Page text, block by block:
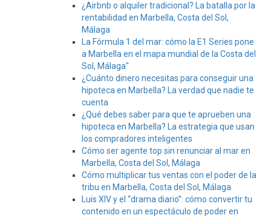
¿Airbnb o alquiler tradicional? La batalla por la
rentabilidad en Marbella, Costa del Sol,
Málaga
La Fórmula 1 del mar: cómo la E1 Series pone
a Marbella en el mapa mundial de la Costa del
Sol, Málaga"
¿Cuánto dinero necesitas para conseguir una
hipoteca en Marbella? La verdad que nadie te
cuenta
¿Qué debes saber para que te aprueben una
hipoteca en Marbella? La estrategia que usan
los compradores inteligentes
Cómo ser agente top sin renunciar al mar en
Marbella, Costa del Sol, Málaga
Cómo multiplicar tus ventas con el poder de la
tribu en Marbella, Costa del Sol, Málaga
Luis XIV y el “drama diario”: cómo convertir tu
contenido en un espectáculo de poder en